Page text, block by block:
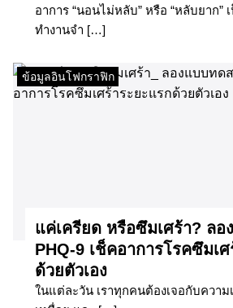
อาการ “นอนไม่หลับ” หรือ “หลับยาก
ทำงานจำ […]
ข้อมูลอินโฟกราฟิก
แค่เครียด หรือซึมเศร้า? ล
PHQ-9 เช็คอาการโรคซึมเ
ด้วยตัวเอง
ในแต่ละวัน เราทุกคนต้องเจอกับความ